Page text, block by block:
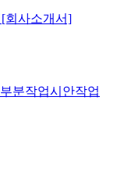
[회사소개서]
부분작업시안작업